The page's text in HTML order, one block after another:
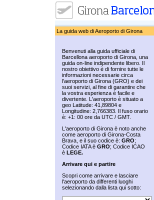
La guida web di Aeroporto di Girona
Benvenuti alla guida ufficiale di
Barcellona aeroporto di Girona, una
guida on-line indipendente libero. Il
nostro obiettivo è di fornire tutte le
informazioni necessarie circa
l'aeroporto di Girona (GRO) e dei
suoi servizi, al fine di garantire che
la vostra esperienza è facile e
divertente. L'aeroporto è situato a
geo Latitude: 41,89804 e
Longitudine: 2,766383. Il fuso orario
è: +1: 00 ore da UTC / GMT.
L'aeroporto di Girona è noto anche
come aeroporto di Girona-Costa
Brava, e il suo codice è: GRO;
Codice IATA è GRO; Codice ICAO
è LEGE.
Arrivare qui e partire
Scopri come arrivare e lasciare
l'aeroporto da differenti luoghi
selezionando dalla lista qui sotto: